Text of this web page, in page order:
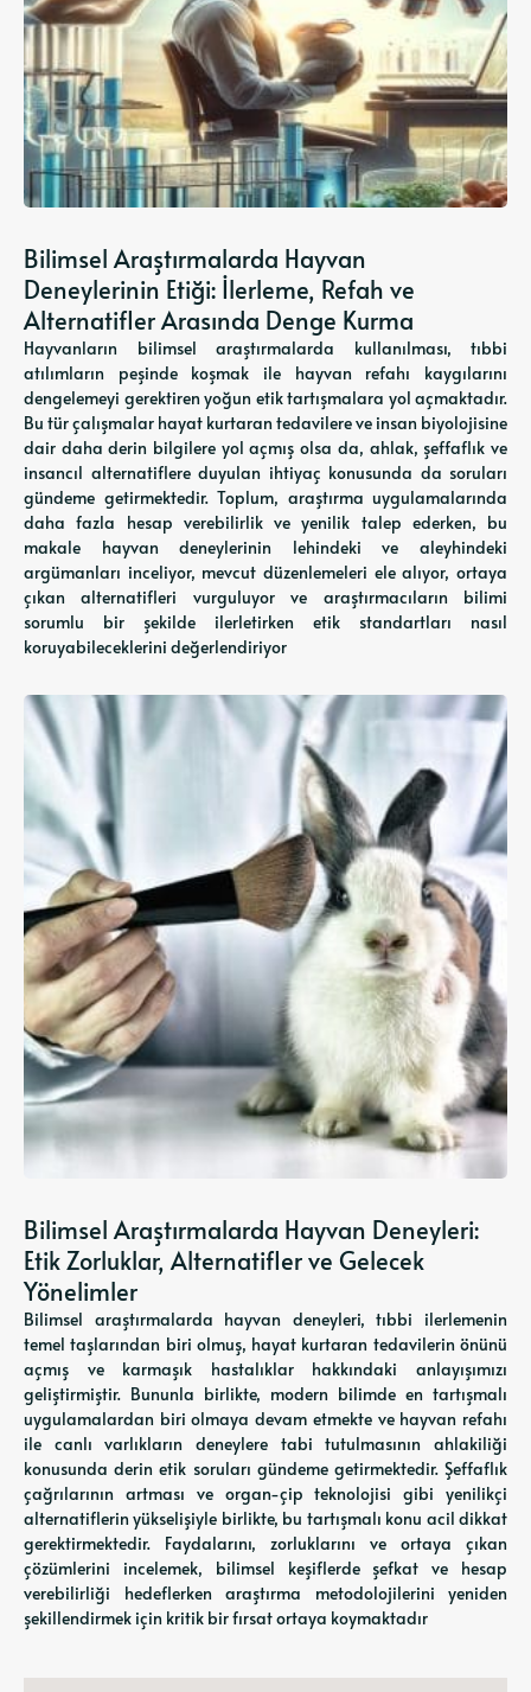
Bilimsel Araştırmalarda Hayvan
Deneylerinin Etiği: İlerleme, Refah ve
Alternatifler Arasında Denge Kurma
Hayvanların bilimsel araştırmalarda kullanılması, tıbbi
atılımların peşinde koşmak ile hayvan refahı kaygılarını
dengelemeyi gerektiren yoğun etik tartışmalara yol açmaktadır.
Bu tür çalışmalar hayat kurtaran tedavilere ve insan biyolojisine
dair daha derin bilgilere yol açmış olsa da, ahlak, şeffaflık ve
insancıl alternatiflere duyulan ihtiyaç konusunda da soruları
gündeme getirmektedir. Toplum, araştırma uygulamalarında
daha fazla hesap verebilirlik ve yenilik talep ederken, bu
makale hayvan deneylerinin lehindeki ve aleyhindeki
argümanları inceliyor, mevcut düzenlemeleri ele alıyor, ortaya
çıkan alternatifleri vurguluyor ve araştırmacıların bilimi
sorumlu bir şekilde ilerletirken etik standartları nasıl
koruyabileceklerini değerlendiriyor
Bilimsel Araştırmalarda Hayvan Deneyleri:
Etik Zorluklar, Alternatifler ve Gelecek
Yönelimler
Bilimsel araştırmalarda hayvan deneyleri, tıbbi ilerlemenin
temel taşlarından biri olmuş, hayat kurtaran tedavilerin önünü
açmış ve karmaşık hastalıklar hakkındaki anlayışımızı
geliştirmiştir. Bununla birlikte, modern bilimde en tartışmalı
uygulamalardan biri olmaya devam etmekte ve hayvan refahı
ile canlı varlıkların deneylere tabi tutulmasının ahlakiliği
konusunda derin etik soruları gündeme getirmektedir. Şeffaflık
çağrılarının artması ve organ-çip teknolojisi gibi yenilikçi
alternatiflerin yükselişiyle birlikte, bu tartışmalı konu acil dikkat
gerektirmektedir. Faydalarını, zorluklarını ve ortaya çıkan
çözümlerini incelemek, bilimsel keşiflerde şefkat ve hesap
verebilirliği hedeflerken araştırma metodolojilerini yeniden
şekillendirmek için kritik bir fırsat ortaya koymaktadır